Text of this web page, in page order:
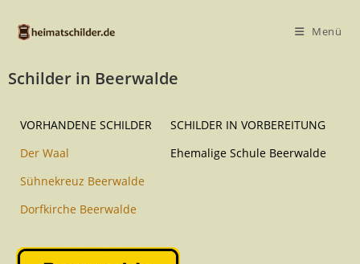
Menü
Schilder in Beerwalde
VORHANDENE SCHILDER
SCHILDER IN VORBEREITUNG
Der Waal
Ehemalige Schule Beerwalde
Sühnekreuz Beerwalde
Dorfkirche Beerwalde